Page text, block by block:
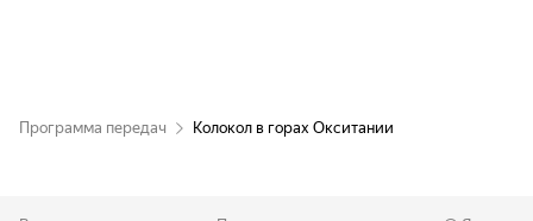
Программа передач Колокол в горах Окситании